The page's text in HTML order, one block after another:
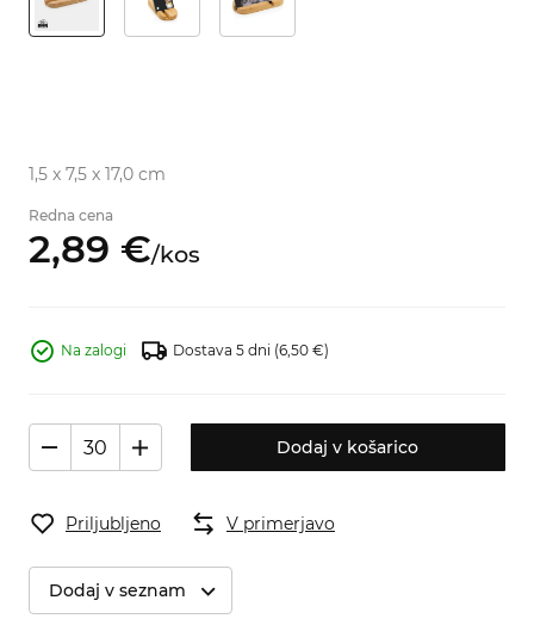
1,5 x 7,5 x 17,0 cm
Redna cena
2,89 €/kos
Na zalogi Dostava 5 dni (6,50 €)
Dodaj v košarico
Priljubljeno V primerjavo
Dodaj v seznam